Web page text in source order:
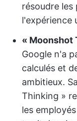
résoudre les
l'expérience
« Moonshot
Google n'a
calculés et
ambitieux.
Thinking »
les